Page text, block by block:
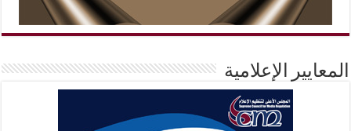
المعايير الإعلامية